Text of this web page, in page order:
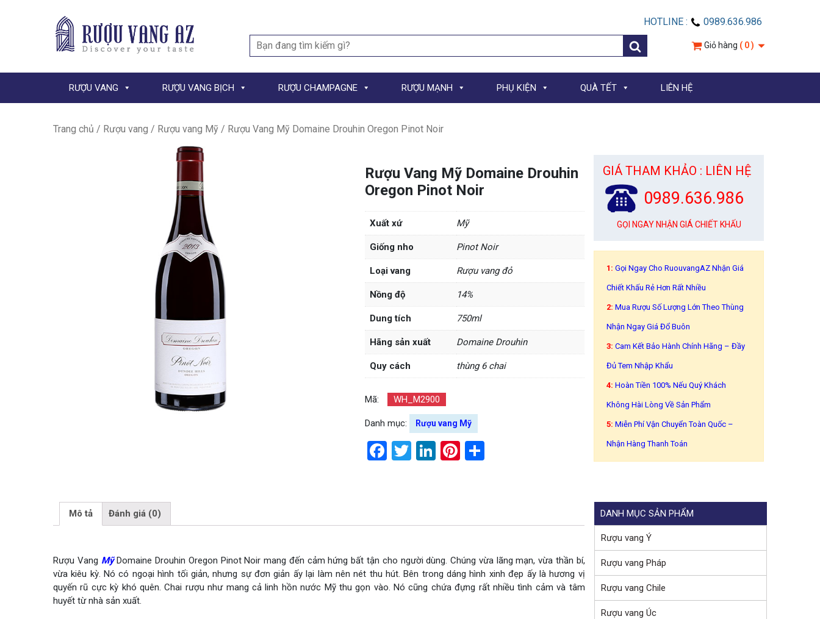
HOTLINE :
0989.636.986
Search
for:
Giỏ hàng ( 0 )
RƯỢU VANG RƯỢU VANG BỊCH RƯỢU CHAMPAGNE RƯỢU MẠNH PHỤ KIỆN QUÀ TẾT LIÊN HỆ
Trang chủ / Rượu vang / Rượu vang Mỹ / Rượu Vang Mỹ Domaine Drouhin Oregon Pinot Noir
Rượu Vang Mỹ Domaine Drouhin
Oregon Pinot Noir
Xuất xứ Mỹ
Giống nho Pinot Noir
Loại vang Rượu vang đỏ
Nồng độ 14%
Dung tích 750ml
Hãng sản xuất Domaine Drouhin
Quy cách thùng 6 chai
Mã: WH_M2900
Danh mục: Rượu vang Mỹ
Facebook
Twitter
LinkedIn
Pinterest
GIÁ THAM KHẢO : LIÊN HỆ
0989.636.986
GỌI NGAY NHẬN GIÁ CHIẾT KHẤU
1:Gọi Ngay Cho RuouvangAZ Nhận Giá
Chiết Khấu Rẻ Hơn Rất Nhiều
2:Mua Rượu Số Lượng Lớn Theo Thùng
Nhận Ngay Giá Đổ Buôn
3: Cam Kết Bảo Hành Chính Hãng – Đầy
Đủ Tem Nhập Khẩu
4:Hoàn Tiền 100% Nếu Quý Khách
Không Hài Lòng Về Sản Phẩm
5: Miễn Phí Vận Chuyển Toàn Quốc –
Nhận Hàng Thanh Toán
Mô tả Đánh giá (0)
Rượu Vang MỹDomaine Drouhin Oregon Pinot Noir mang đến cảm hứng bất tận cho người dùng. Chúng vừa lãng mạn, vừa thần bí,
vừa kiêu kỳ. Nó có ngoại hình tối giản, nhưng sự đơn giản ấy lại làm nên nét thu hút. Bên trong dáng hình xinh đẹp ấy là hương vị
quyến rũ cực kỳ khó quên. Chai rượu như mang cả linh hồn nước Mỹ thu gọn vào. Nó cũng chứa đựng rất nhiều tình cảm và tâm
huyết từ nhà sản xuất.
DANH MỤC SẢN PHẨM
Rượu vang Ý
Rượu vang Pháp
Rượu vang Chile
Rượu vang Úc